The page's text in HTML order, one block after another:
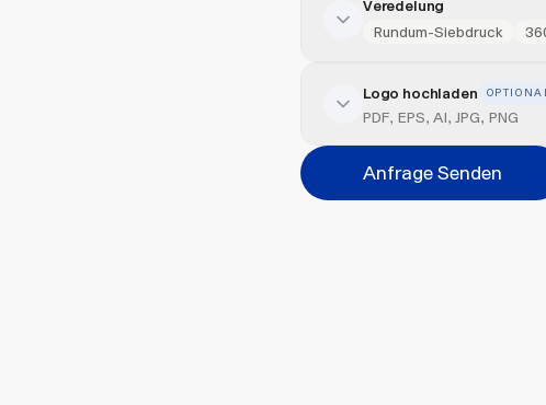
Veredelung
Rundum-Siebdruck
Veredelung hinzufügen
Position
Bitte wählen...
Logo hochladen OPTIONAL
PDF, EPS, AI, JPG, PNG
Anfrage Senden